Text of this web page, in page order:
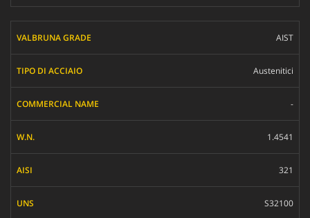
AIST
Austenitici
-
1.4541
321
S32100